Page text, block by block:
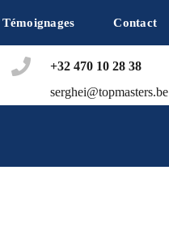
Témoignages Contact
+32 470 10 28 38
serghei@topmasters.be